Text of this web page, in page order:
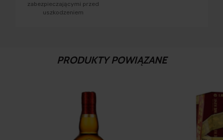
zabezpieczającymi przed
uszkodzeniem
PRODUKTY POWIĄZANE